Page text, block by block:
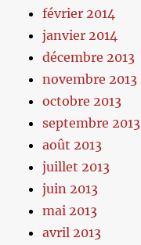
février 2014
janvier 2014
décembre 2013
novembre 2013
octobre 2013
septembre 2013
août 2013
juillet 2013
juin 2013
mai 2013
avril 2013